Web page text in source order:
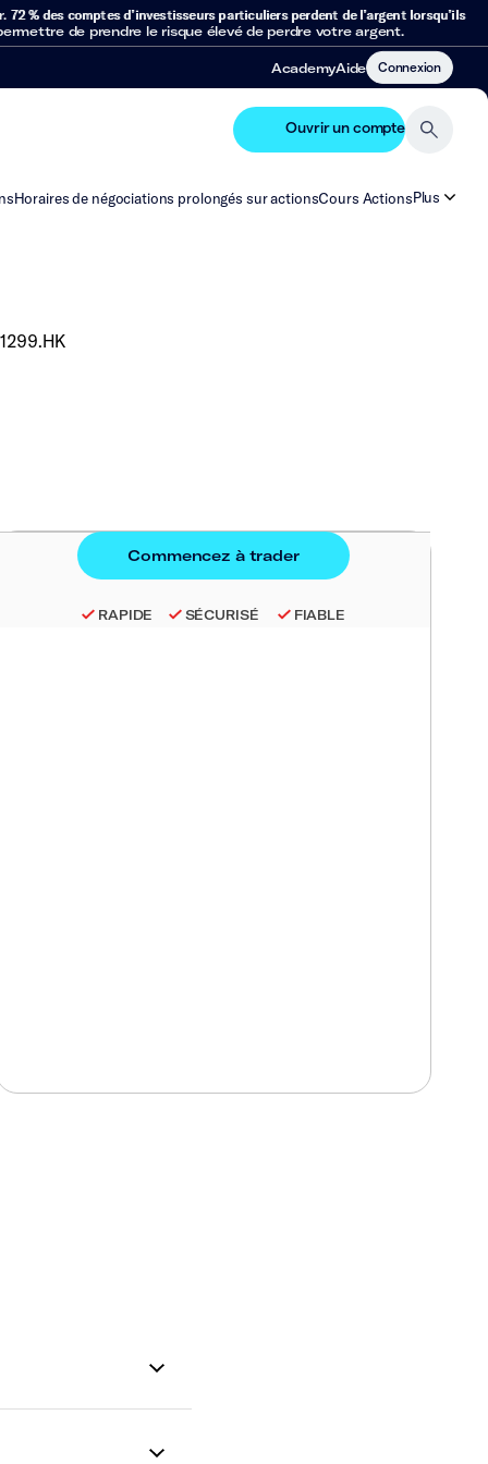
72 % des comptes d’investisseurs particuliers perdent de l’argent lorsqu’ils
de prendre le risque élevé de perdre votre argent.
AcademyAide Connexion
Ouvrir un compte
Horaires de négociations prolongés sur actionsCours ActionsPlus
1299.HK
RAPIDE SÉCURISÉ FIABLE